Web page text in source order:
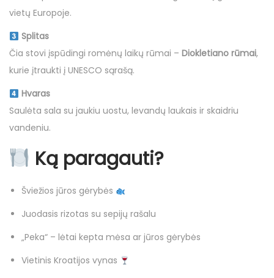
vietų Europoje.
Splitas
Čia stovi įspūdingi romėnų laikų rūmai – Diokletiano rūmai,
kurie įtraukti į UNESCO sąrašą.
Hvaras
Saulėta sala su jaukiu uostu, levandų laukais ir skaidriu
vandeniu.
Ką paragauti?
Šviežios jūros gėrybės
Juodasis rizotas su sepijų rašalu
„Peka“ – lėtai kepta mėsa ar jūros gėrybės
Vietinis Kroatijos vynas